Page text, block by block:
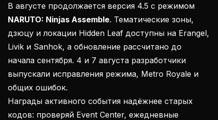
В августе продолжается версия 4.5 с режимом
NARUTO: Ninjas Assemble. Тематические зоны,
дзюцу и локации Hidden Leaf доступны на Erangel,
Livik и Sanhok, а обновление рассчитано до
начала сентября. 4 и 7 августа разработчики
выпускали исправления режима, Metro Royale и
общих ошибок.
Награды активного события надёжнее старых
кодов: проверяй Event Center, ежедневные